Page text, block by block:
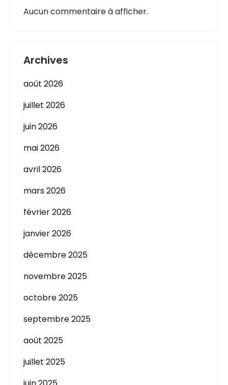
Aucun commentaire à afficher.
Archives
août 2026
juillet 2026
juin 2026
mai 2026
avril 2026
mars 2026
février 2026
janvier 2026
décembre 2025
novembre 2025
octobre 2025
septembre 2025
août 2025
juillet 2025